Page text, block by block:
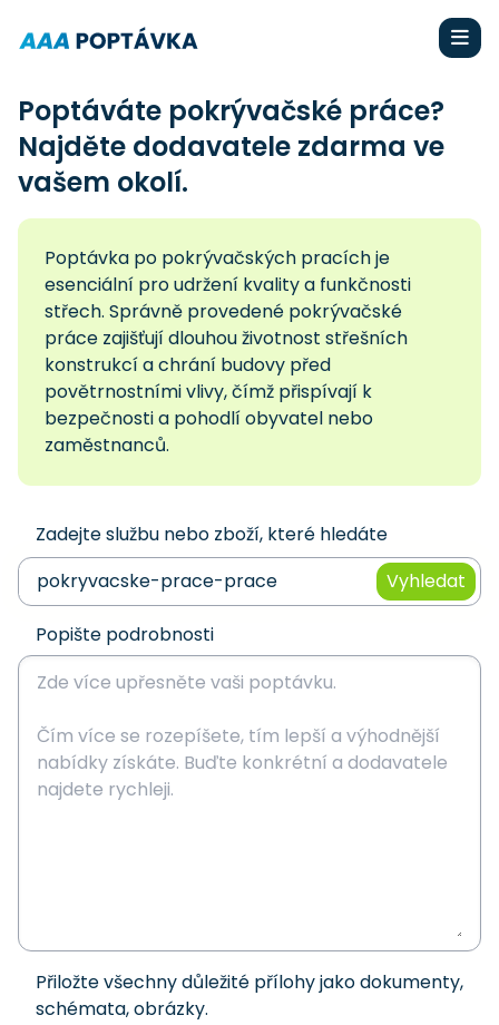
Poptáváte pokrývačské práce?
Najděte dodavatele zdarma ve
vašem okolí.
Poptávka po pokrývačských pracích je
esenciální pro udržení kvality a funkčnosti
střech. Správně provedené pokrývačské
práce zajišťují dlouhou životnost střešních
konstrukcí a chrání budovy před
povětrnostními vlivy, čímž přispívají k
bezpečnosti a pohodlí obyvatel nebo
zaměstnanců.
Zadejte službu nebo zboží, které hledáte
Vyhledat
Popište podrobnosti
Přiložte všechny důležité přílohy jako dokumenty,
schémata, obrázky.